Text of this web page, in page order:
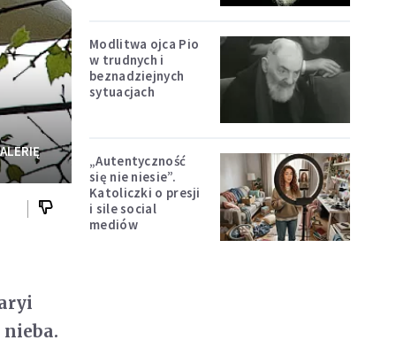
Modlitwa ojca Pio
w trudnych i
beznadziejnych
sytuacjach
„Autentyczność
się nie niesie”.
Katoliczki o presji
i sile social
mediów